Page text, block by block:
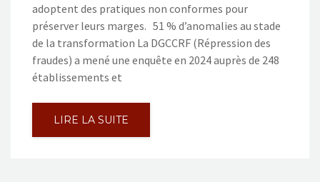
adoptent des pratiques non conformes pour
préserver leurs marges. 51 % d’anomalies au stade
de la transformation La DGCCRF (Répression des
fraudes) a mené une enquête en 2024 auprès de 248
établissements et
LIRE LA SUITE